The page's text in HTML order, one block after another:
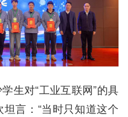
生对“工业互联网”的具
言：“当时只知道这个